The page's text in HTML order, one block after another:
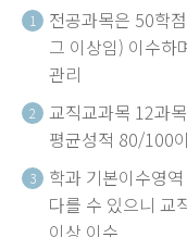
1
전공과목은 50학
그 이상임) 이수하
관리
2
교직교과목 12과
평균성적 80/100
3
학과 기본이수영
다를 수 있으니 교
이상 이수